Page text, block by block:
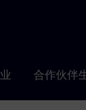
合作伙伴